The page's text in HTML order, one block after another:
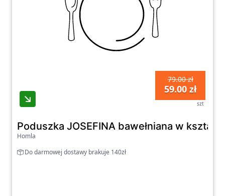
79.00 zł
59.00 zł
szt
Poduszka JOSEFINA bawełniana w
Homla
Do darmowej dostawy brakuje 140zł